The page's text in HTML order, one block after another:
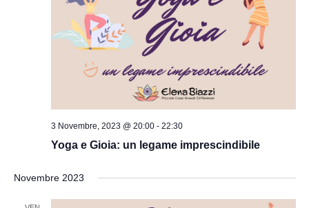
3 Novembre, 2023 @ 20:00- 22:30
Yoga e Gioia: un legame imprescindibile
Novembre 2023